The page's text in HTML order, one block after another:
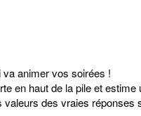
animer vos soirées !
en haut de la pile et estime
des vraies